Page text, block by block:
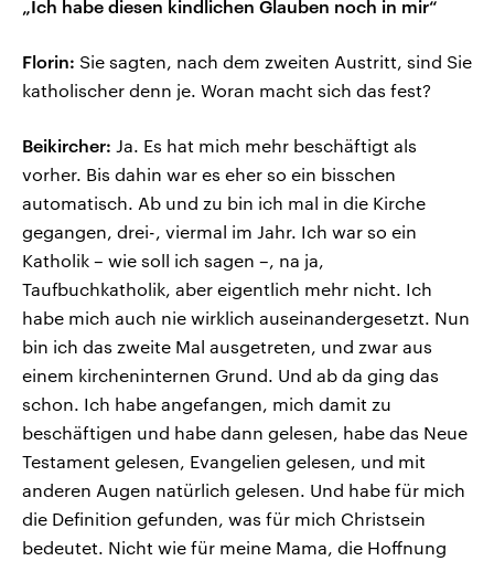
„Ich habe diesen kindlichen Glauben noch in mir“
Florin: Sie sagten, nach dem zweiten Austritt, sind Sie
katholischer denn je. Woran macht sich das fest?
Beikircher: Ja. Es hat mich mehr beschäftigt als
vorher. Bis dahin war es eher so ein bisschen
automatisch. Ab und zu bin ich mal in die Kirche
gegangen, drei-, viermal im Jahr. Ich war so ein
Katholik – wie soll ich sagen –, na ja,
Taufbuchkatholik, aber eigentlich mehr nicht. Ich
habe mich auch nie wirklich auseinandergesetzt. Nun
bin ich das zweite Mal ausgetreten, und zwar aus
einem kircheninternen Grund. Und ab da ging das
schon. Ich habe angefangen, mich damit zu
beschäftigen und habe dann gelesen, habe das Neue
Testament gelesen, Evangelien gelesen, und mit
anderen Augen natürlich gelesen. Und habe für mich
die Definition gefunden, was für mich Christsein
bedeutet. Nicht wie für meine Mama, die Hoffnung